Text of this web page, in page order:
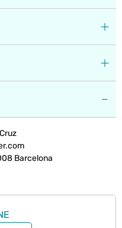
Barcelona